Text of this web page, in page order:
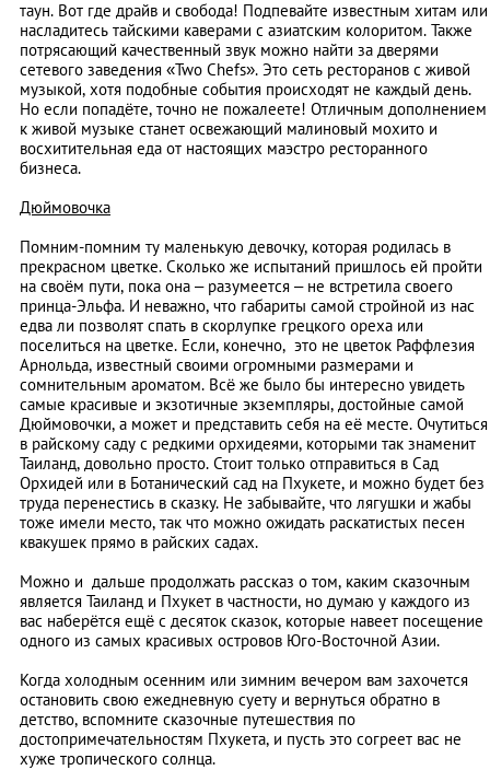
таун. Вот где драйв и свобода! Подпевайте известным хитам или
насладитесь тайскими каверами с азиатским колоритом. Также
потрясающий качественный звук можно найти за дверями
сетевого заведения «Two Chefs». Это сеть ресторанов с живой
музыкой, хотя подобные события происходят не каждый день.
Но если попадёте, точно не пожалеете! Отличным дополнением
к живой музыке станет освежающий малиновый мохито и
восхитительная еда от настоящих маэстро ресторанного
бизнеса.
Дюймовочка
Помним-помним ту маленькую девочку, которая родилась в
прекрасном цветке. Сколько же испытаний пришлось ей пройти
на своём пути, пока она – разумеется – не встретила своего
принца-Эльфа. И неважно, что габариты самой стройной из нас
едва ли позволят спать в скорлупке грецкого ореха или
поселиться на цветке. Если, конечно, это не цветок Раффлезия
Арнольда, известный своими огромными размерами и
сомнительным ароматом. Всё же было бы интересно увидеть
самые красивые и экзотичные экземпляры, достойные самой
Дюймовочки, а может и представить себя на её месте. Очутиться
в райскому саду с редкими орхидеями, которыми так знаменит
Таиланд, довольно просто. Стоит только отправиться в Сад
Орхидей или в Ботанический сад на Пхукете, и можно будет без
труда перенестись в сказку. Не забывайте, что лягушки и жабы
тоже имели место, так что можно ожидать раскатистых песен
квакушек прямо в райских садах.
Можно и дальше продолжать рассказ о том, каким сказочным
является Таиланд и Пхукет в частности, но думаю у каждого из
вас наберётся ещё с десяток сказок, которые навеет посещение
одного из самых красивых островов Юго-Восточной Азии.
Когда холодным осенним или зимним вечером вам захочется
остановить свою ежедневную суету и вернуться обратно в
детство, вспомните сказочные путешествия по
достопримечательностям Пхукета, и пусть это согреет вас не
хуже тропического солнца.